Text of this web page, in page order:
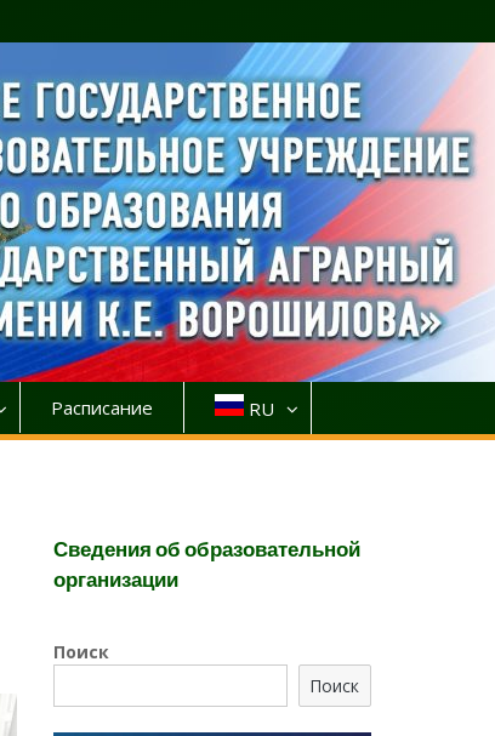
Расписание RU
Сведения об образовательной
организации
Поиск
Поиск